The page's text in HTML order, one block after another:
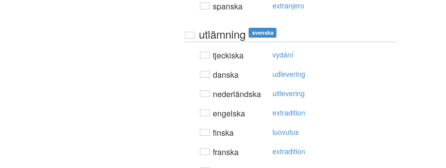
spanska extranjero
utlämning svenska
tjeckiska vydání
danska udlevering
nederländska uitlevering
engelska extradition
finska luovutus
franska extradition